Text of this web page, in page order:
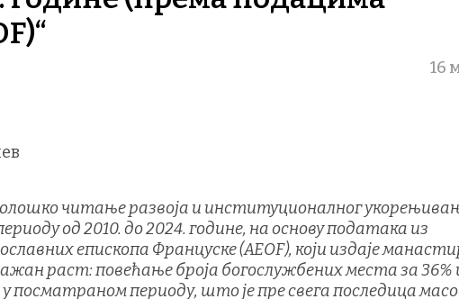
16
читање развоја и институционалног
од 2010. до 2024. године, на основу података из
епископа Француске (AEOF), који издаје
раст: повећање броја богослужбених места за 36%
посматраном периоду, што је пре свега последица